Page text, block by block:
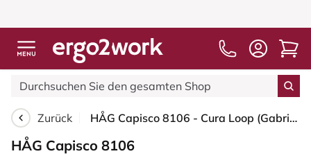
Zurück HÅG Capisco 8106 - Cura Loop (Gabriel) - Recyceltes Polyester - CLP60110 Light grey - Silber - 200 mm (Sitzhöhe 46-64cm) - Bodengleiter
HÅG Capisco 8106